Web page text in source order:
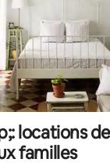
locations
familles